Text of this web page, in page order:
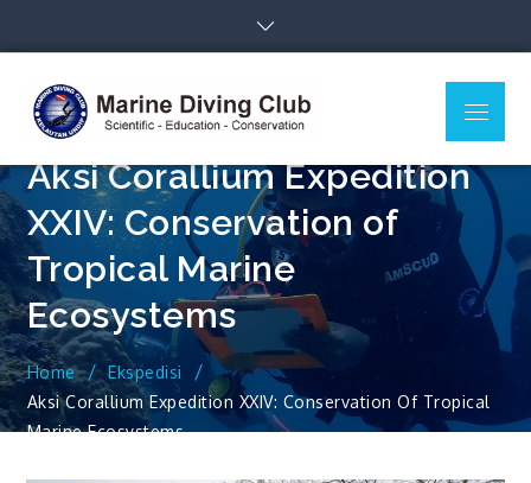
MDC Ilmu
Kelautan
Undip
Menu
Aksi Corallium Expedition
XXIV: Conservation of
Tropical Marine
Ecosystems
Home
Ekspedisi
Aksi Corallium Expedition XXIV: Conservation Of Tropical
Marine Ecosystems